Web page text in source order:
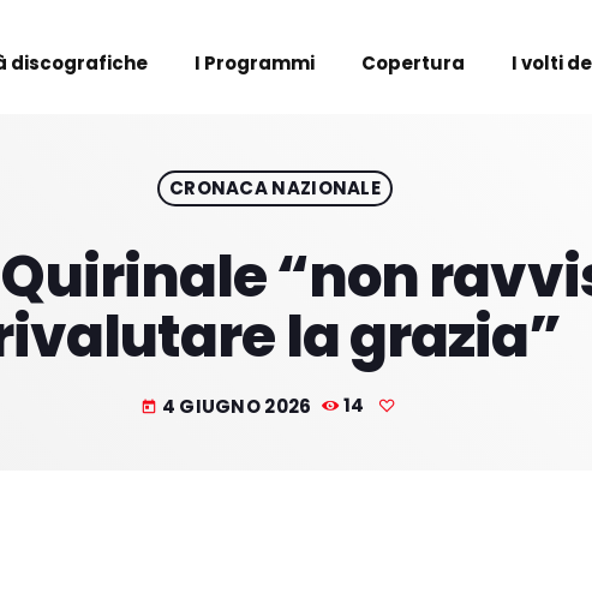
discografiche I Programmi Copertura I volti
CRONACA NAZIONALE
“non
la grazia”
today 4 GIUGNO 2026 14